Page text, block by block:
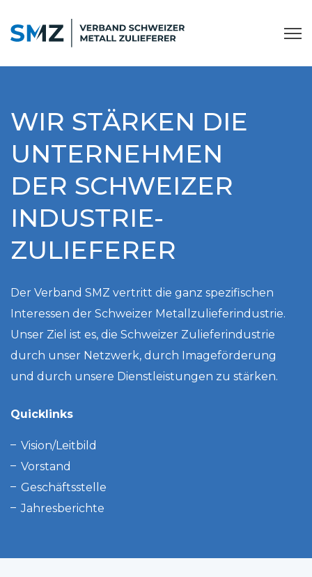
WIR STÄRKEN DIE
UNTERNEHMEN
DER SCHWEIZER
INDUSTRIE-
ZULIEFERER
Der Verband SMZ vertritt die ganz spezifischen
Interessen der Schweizer Metallzulieferindustrie.
Unser Ziel ist es, die Schweizer Zulieferindustrie
durch unser Netzwerk, durch Imageförderung
und durch unsere Dienstleistungen zu stärken.
Quicklinks
Vision/Leitbild
Vorstand
Geschäftsstelle
Jahresberichte